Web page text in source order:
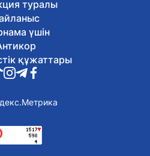
талапкерлерге 2 мыңнан
бөлді
ұрпақтары – 2026»
иегерлері анықталды
Солтүстік Қазақстан
90 жылдығымен
аккредиттеу
жатыр
туралы
үшін
құжаттары